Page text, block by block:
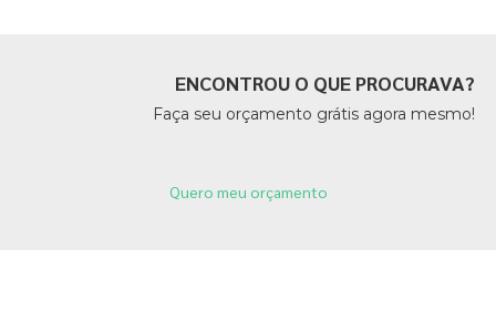
ENCONTROU O QUE PROCURAVA?
Faça seu orçamento grátis agora mesmo!
Quero meu orçamento